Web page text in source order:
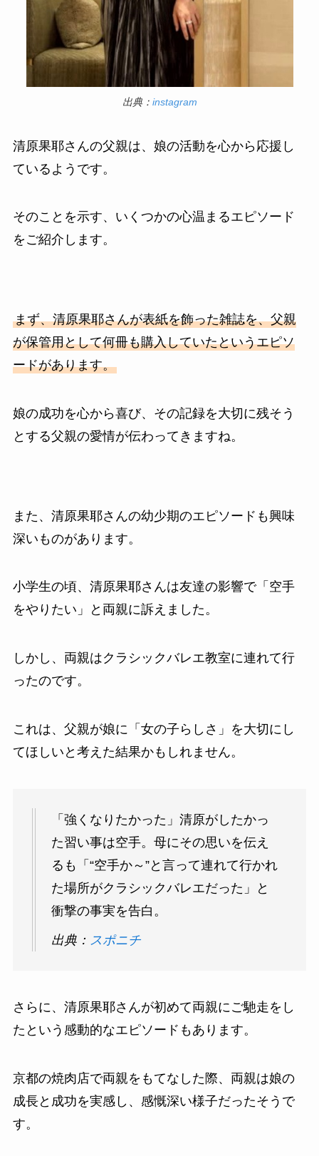
出典： instagram
清原果耶さんの父親は、娘の活動を心から応援し
ているようです。
そのことを示す、いくつかの心温まるエピソード
をご紹介します。
まず、清原果耶さんが表紙を飾った雑誌を、父親
が保管用として何冊も購入していたというエピソ
ードがあります。
娘の成功を心から喜び、その記録を大切に残そう
とする父親の愛情が伝わってきますね。
また、清原果耶さんの幼少期のエピソードも興味
深いものがあります。
小学生の頃、清原果耶さんは友達の影響で「空手
をやりたい」と両親に訴えました。
しかし、両親はクラシックバレエ教室に連れて行
ったのです。
これは、父親が娘に「女の子らしさ」を大切にし
てほしいと考えた結果かもしれません。
「強くなりたかった」清原がしたかっ
た習い事は空手。母にその思いを伝え
るも「“空手か～”と言って連れて行かれ
た場所がクラシックバレエだった」と
衝撃の事実を告白。
出典： スポニチ
さらに、清原果耶さんが初めて両親にご馳走をし
たという感動的なエピソードもあります。
京都の焼肉店で両親をもてなした際、両親は娘の
成長と成功を実感し、感慨深い様子だったそうで
す。